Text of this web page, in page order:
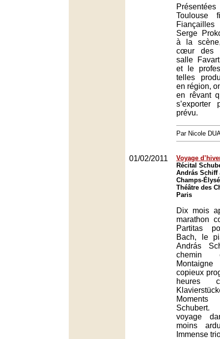
Toulouse
Serge
à la
cœur des
salle
et le
telles
en région,
en rêvant
s’exporter
prévu.
Par Nicole
01/02/2011
Voyage
Récital
András Schiff
Champs-
Théâtre des
Paris
Dix mois
marathon
Partitas
Bach, le
András
chemin
copieux
heures
voyage
moins
Immense